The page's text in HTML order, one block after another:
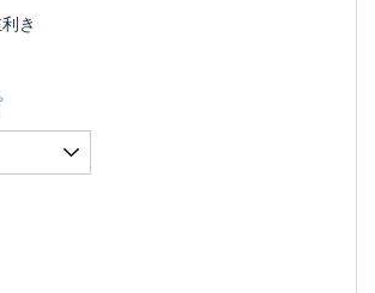
き